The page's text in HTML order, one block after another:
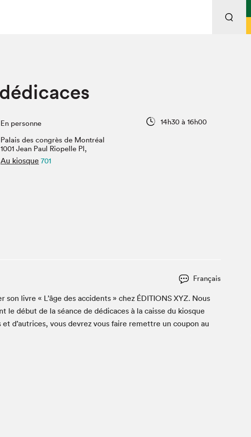
Salon
Traiteur
des
harcèlement
Vitrine du Festival littéraire international Metropolis
bleu
La lecture en cadeau
En personne
14h30 à 16h00
Palais des congrès de Montréal
1001 Jean Paul Riopelle Pl,
Au kiosque 701
Français
livre « L’âge des acci­dents » chez ÉDI­TIONS XYZ. Nous
le début de la séance de dédi­caces à la caisse du kiosque
d’autrices, vous devrez vous faire remet­tre un coupon au